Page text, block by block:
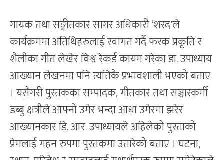
गायक तथा सङ्गीतकार सागर अधिकारी ‘शरद’ले
कार्यक्रममा अतिथिहरुलाई स्वागत गर्दै फरक प्रकृति र
शैलीका गीत लेखेर विश्व रेकर्ड कायम गरेका डा. उपाध्याय
आख्यान लेखनमा पनि त्यत्तिकै प्रभावशाली भएको बताए
। यसैगरी पुस्तकका सम्पादक, गीतकार तथा सञ्चारकर्मी
डब्बु क्षत्रीले आफ्नो उमेर भन्दा आधा उमेरमा झरेर
आख्यानकार डि. आर. उपाध्यायले अहिलेको पुस्ताको
प्रेमलाई गहन रुपमा पुस्तकमा उतारेको बताए । घटना,